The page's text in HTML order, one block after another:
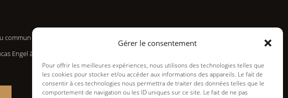
Gérer le consentement
Pour offrir les meilleures expériences, nous utilisons des technologies telles que
les cookies pour stocker et/ou accéder aux informations des appareils. Le fait de
consentir à ces technologies nous permettra de traiter des données telles que le
comportement de navigation ou les ID uniques sur ce site. Le fait de ne pas
commun
Engel à